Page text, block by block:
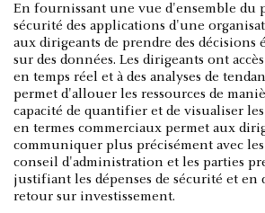
En fournissant une vue d'ensemble du
sécurité des applications d'une
aux dirigeants de prendre des décisions
sur des données. Les dirigeants ont
en temps réel et à des analyses de
permet d'allouer les ressources de
capacité de quantifier et de visualiser
en termes commerciaux permet aux
communiquer plus précisément avec
conseil d'administration et les parties
justifiant les dépenses de sécurité et en
retour sur investissement.